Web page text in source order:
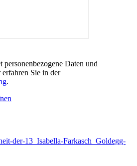
personenbezogene Daten und
Sie in der
.